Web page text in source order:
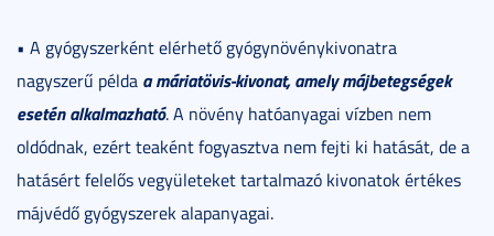
• A gyógyszerként elérhető gyógynövénykivonatra
nagyszerű példa a máriatövis-kivonat, amely májbetegségek
esetén alkalmazható. A növény hatóanyagai vízben nem
oldódnak, ezért teaként fogyasztva nem fejti ki hatását, de a
hatásért felelős vegyületeket tartalmazó kivonatok értékes
májvédő gyógyszerek alapanyagai.